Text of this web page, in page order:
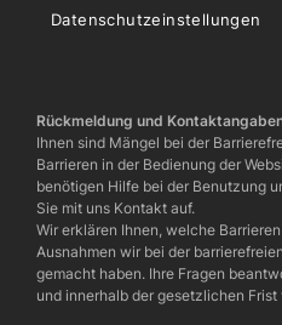
Datenschutzeinstellungen
Rückmeldung und
Ihnen sind Mängel bei der
Barrieren in der Bedienung der
benötigen Hilfe bei der Benutzung
Sie mit uns Kontakt auf.
Wir erklären Ihnen, welche
Ausnahmen wir bei der
gemacht haben. Ihre Fragen
und innerhalb der gesetzlichen Frist